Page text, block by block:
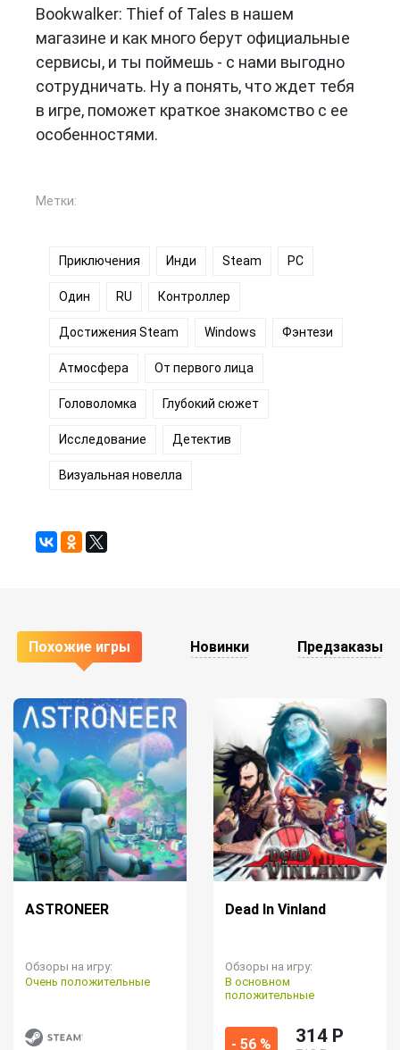
Bookwalker: Thief of Tales в нашем
магазине и как много берут официальные
сервисы, и ты поймешь - с нами выгодно
сотрудничать. Ну а понять, что ждет тебя
в игре, поможет краткое знакомство с ее
особенностями.
Метки:
Приключения Инди Steam PC
Один RU Контроллер
Достижения Steam Windows Фэнтези
Атмосфера От первого лица
Головоломка Глубокий сюжет
Исследование Детектив
Визуальная новелла
Похожие игры Новинки Предзаказы
ASTRONEER
Обзоры на игру:
Очень положительные
Dead In Vinland
Обзоры на игру:
В основном
положительные
- 56 % 314 P